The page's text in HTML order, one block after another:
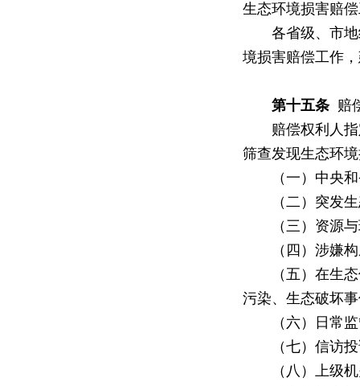
生态环境损害赔
各省级、市地
境损害赔偿工作
第十五条 赔
赔偿权利人指
筛查发现生态环
（一）中央和
（二）突发生
（三）资源与
（四）涉嫌构
（五）在生态
污染、生态破坏
（六）日常监
（七）信访投
（八）上级机